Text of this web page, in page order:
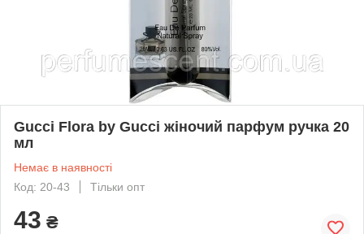
Gucci Flora by Gucci жіночий парфум ручка 20
мл
Немає в наявності
Код: 20-43
Тільки опт
43 ₴